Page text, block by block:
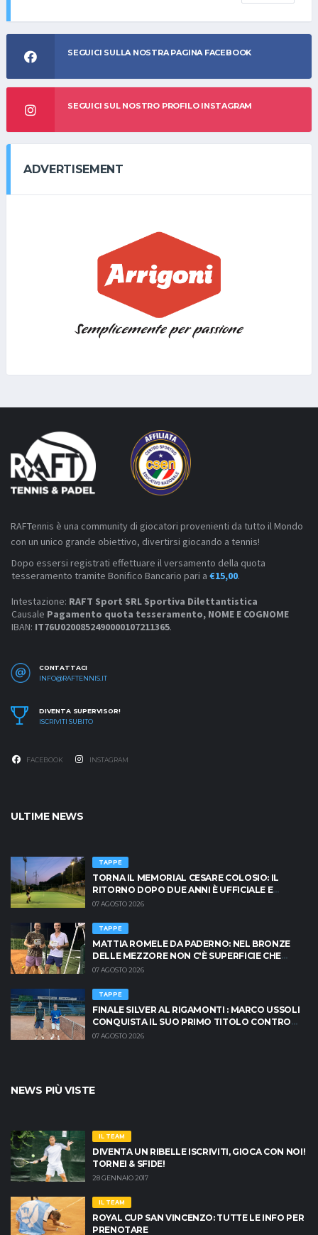
SEGUICI SULLA NOSTRA PAGINA FACEBOOK
SEGUICI SUL NOSTRO PROFILO INSTAGRAM
ADVERTISEMENT
RAFTennis è una community di giocatori provenienti da tutto il Mondo
con un unico grande obiettivo, divertirsi giocando a tennis!
Dopo essersi registrati effettuare il versamento della quota
tesseramento tramite Bonifico Bancario pari a €15,00.
Intestazione: RAFT Sport SRL Sportiva Dilettantistica
Causale Pagamento quota tesseramento, NOME E COGNOME
IBAN: IT76U0200852490000107211365.
CONTATTACI
INFO@RAFTENNIS.IT
DIVENTA SUPERVISOR!
ISCRIVITI SUBITO
FACEBOOK INSTAGRAM
ULTIME NEWS
TAPPE
TORNA IL MEMORIAL CESARE COLOSIO: IL
RITORNO DOPO DUE ANNI È UFFICIALE E
BRESCIA È PRONTA AD INFIAMMARSI!
07 AGOSTO 2026
TAPPE
MATTIA ROMELE DA PADERNO: NEL BRONZE
DELLE MEZZORE NON C'È SUPERFICIE CHE
TENGA
07 AGOSTO 2026
TAPPE
FINALE SILVER AL RIGAMONTI : MARCO USSOLI
CONQUISTA IL SUO PRIMO TITOLO CONTRO
MASSIMO CRISCIONE
07 AGOSTO 2026
NEWS PIÙ VISTE
IL TEAM
DIVENTA UN RIBELLE ISCRIVITI, GIOCA CON NOI!
TORNEI & SFIDE!
28 GENNAIO 2017
IL TEAM
ROYAL CUP SAN VINCENZO: TUTTE LE INFO PER
PRENOTARE